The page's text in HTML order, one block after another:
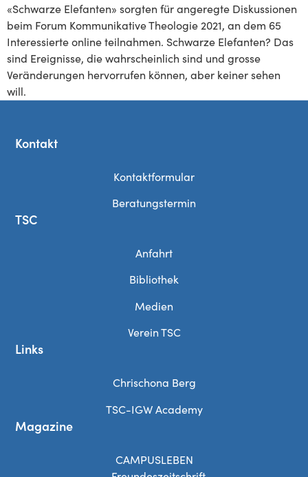
«Schwarze Elefanten» sorgten für angeregte Diskussionen
beim Forum Kommunikative Theologie 2021, an dem 65
Interessierte online teilnahmen. Schwarze Elefanten? Das
sind Ereignisse, die wahrscheinlich sind und grosse
Veränderungen hervorrufen können, aber keiner sehen
will.
Kontakt
Kontaktformular
Beratungstermin
TSC
Anfahrt
Bibliothek
Medien
Verein TSC
Links
Chrischona Berg
TSC-IGW Academy
Magazine
CAMPUSLEBEN